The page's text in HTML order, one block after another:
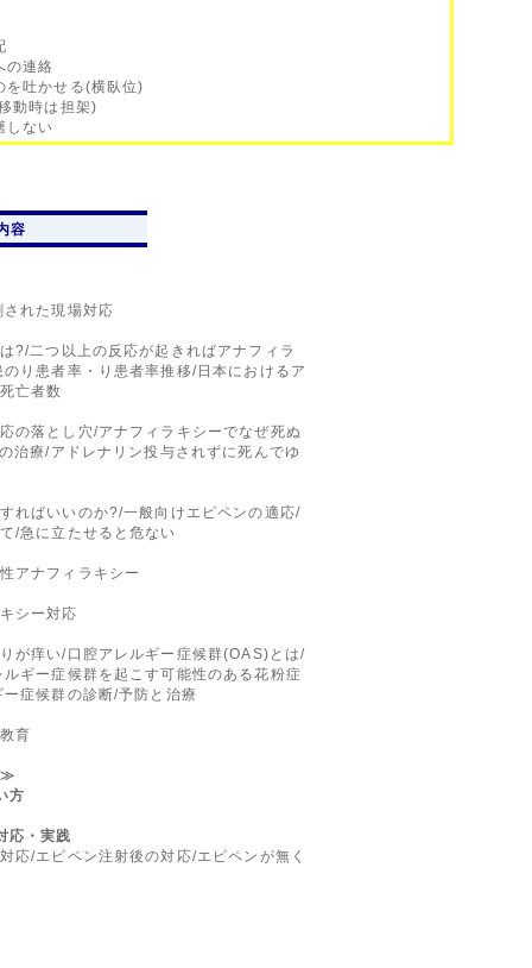
の連絡
を吐かせる(横臥位)
動時は担架)
しない
容
れた現場対応
?/二つ以上の反応が起きればアナフィラ
り患者率・り患者率推移/日本におけるア
亡者数
の落とし穴/アナフィラキシーでなぜ死ぬ
治療/アドレナリン投与されずに死んでゆ
ればいいのか?/一般向けエピペンの適応/
/急に立たせると危ない
アナフィラキシー
シー対応
が痒い/口腔アレルギー症候群(OAS)とは/
ギー症候群を起こす可能性のある花粉症
症候群の診断/予防と治療
育
≫
方
応・実践
応/エピペン注射後の対応/エピペンが無く